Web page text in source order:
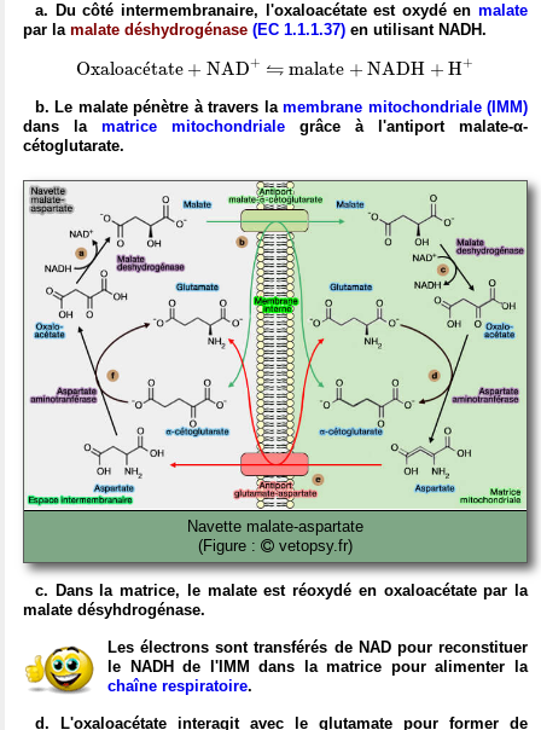
a. Du côté intermembranaire, l'oxaloacétate est oxydé en malate
par la malate déshydrogénase (EC 1.1.1.37) en utilisant NADH.
Oxaloacétate + NAD+
O al ét t AD X+ ⇋
⇋ malate + NADH + H+
al t AD H+H +
b. Le malate pénètre à travers lamembrane mitochondriale (IMM)
dans la matrice mitochondriale grâce à l'antiport malate-α-
cétoglutarate.
Navette malate-aspartate
(Figure :
vetopsy.fr)
c. Dans la matrice, le malate est réoxydé en oxaloacétate par la
malate désyhdrogénase.
Les électrons sont transférés de NAD pour reconstituer
le NADH de l'IMM dans la matrice pour alimenter la
chaîne respiratoire.
d. L'oxaloacétate interagit avec le glutamate pour former de